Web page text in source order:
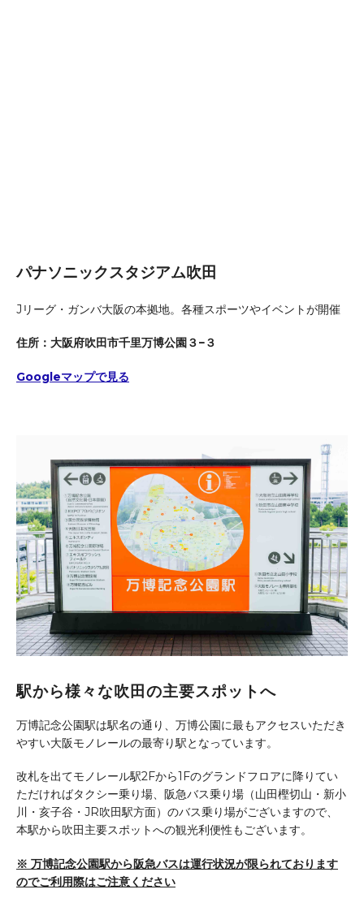
パナソニックスタジアム吹田
Jリーグ・ガンバ大阪の本拠地。各種スポーツやイベントが開催
住所：大阪府吹田市千里万博公園３−３
Googleマップで見る
駅から様々な吹田の主要スポットへ
万博記念公園駅は駅名の通り、万博公園に最もアクセスいただき
やすい大阪モノレールの最寄り駅となっています。
改札を出てモノレール駅2Fから1Fのグランドフロアに降りてい
ただければタクシー乗り場、阪急バス乗り場（山田樫切山・新小
川・亥子谷・JR吹田駅方面）のバス乗り場がございますので、
本駅から吹田主要スポットへの観光利便性もございます。
※ 万博記念公園駅から阪急バスは運行状況が限られております
のでご利用際はご注意ください